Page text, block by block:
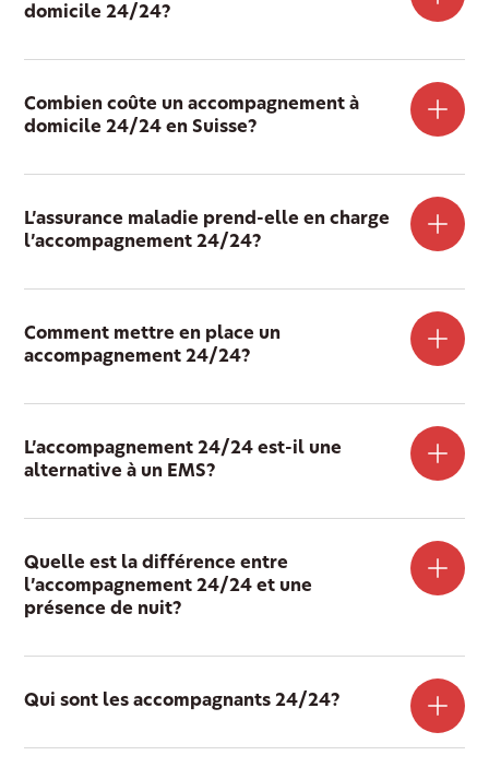
domicile 24/24?
Combien coûte un accompagnement à
domicile 24/24 en Suisse?
L’assurance maladie prend-elle en charge
l’accompagnement 24/24?
Comment mettre en place un
accompagnement 24/24?
L’accompagnement 24/24 est-il une
alternative à un EMS?
Quelle est la différence entre
l’accompagnement 24/24 et une
présence de nuit?
Qui sont les accompagnants 24/24?